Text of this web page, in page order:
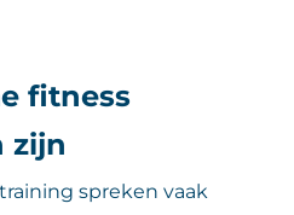
fitness
zijn
spreken vaak